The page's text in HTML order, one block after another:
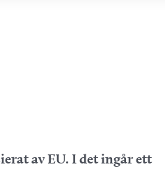
av EU. I det ingår ett